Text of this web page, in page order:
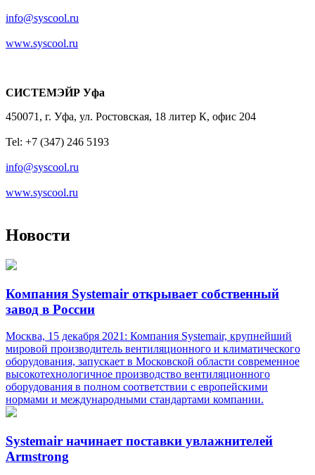
info@syscool.ru
www.syscool.ru
СИСТЕМЭЙР Уфа
450071, г. Уфа, ул. Ростовская, 18 литер К, офис 204
Tel: +7 (347) 246 5193
info@syscool.ru
www.syscool.ru
Новости
Компания Systemair открывает собственный
завод в России
Москва, 15 декабря 2021: Компания Systemair, крупнейший
мировой производитель вентиляционного и климатического
оборудования, запускает в Московской области современное
высокотехнологичное производство вентиляционного
оборудования в полном соответствии с европейскими
нормами и международными стандартами компании.
Systemair начинает поставки увлажнителей
Armstrong